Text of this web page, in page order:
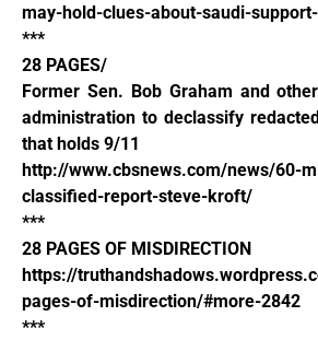
may-hold-clues-about-saudi-
***
28 PAGES/
Former Sen. Bob Graham and
administration to declassify
that holds 9/11
http://www.cbsnews.com/news/60-
classified-report-steve-kroft/
***
28 PAGES OF MISDIRECTION
https://
pages-of-misdirection/#more-2842
***